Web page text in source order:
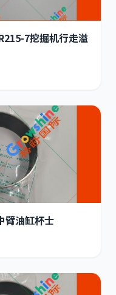
7挖掘机行走溢
臂油缸杯士